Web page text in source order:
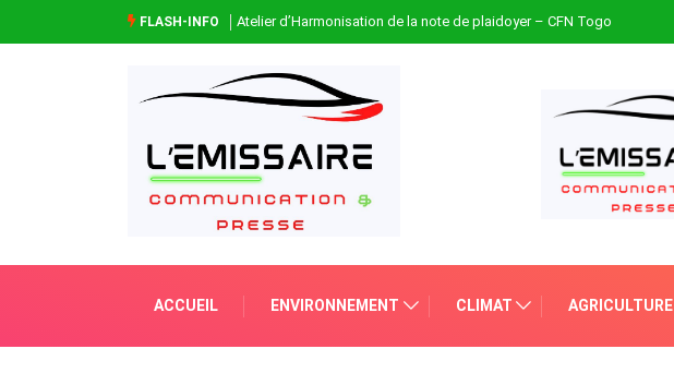
FLASH-INFO Atelier d’Harmonisation de la note de plaidoyer – CFN Togo
ACCUEIL ENVIRONNEMENT CLIMAT AGRICULTURE